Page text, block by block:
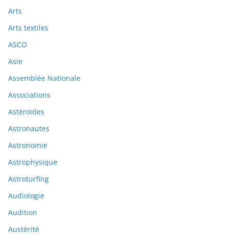
Arts
Arts textiles
ASCO
Asie
Assemblée Nationale
Associations
Astéroïdes
Astronautes
Astronomie
Astrophysique
Astroturfing
Audiologie
Audition
Austérité